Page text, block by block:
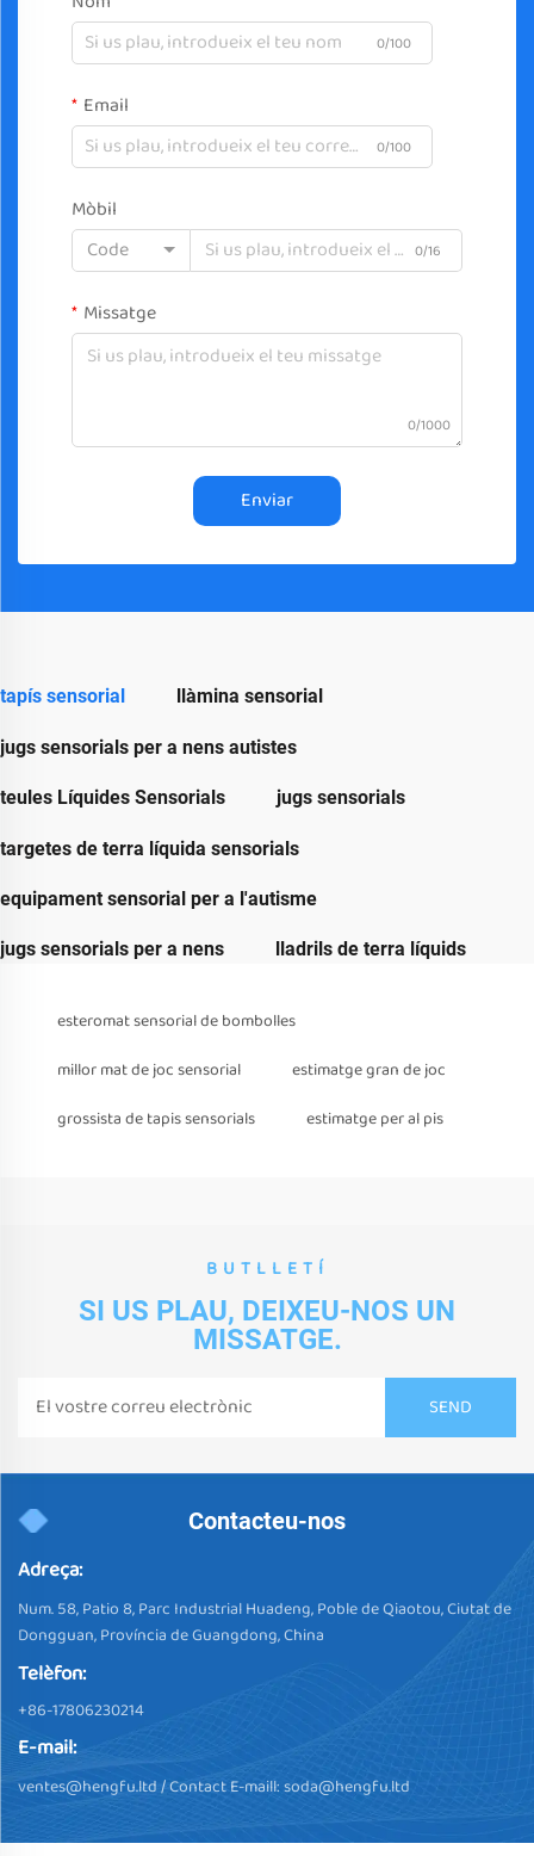
0/100
Email
0/100
Mòbil
Code
0/16
Missatge
0/1000
Enviar
tapís sensorial llàmina sensorial
jugs sensorials per a nens autistes
teules Líquides Sensorials jugs sensorials
targetes de terra líquida sensorials
equipament sensorial per a l'autisme
jugs sensorials per a nens lladrils de terra líquids
esteromat sensorial de bombolles
millor mat de joc sensorial
estimatge gran de joc
grossista de tapis sensorials
estimatge per al pis
BUTLLETÍ
SI US PLAU, DEIXEU-NOS UN
MISSATGE.
Contacteu-nos
Adreça:
Num. 58, Patio 8, Parc Industrial Huadeng, Poble de Qiaotou, Ciutat de
Dongguan, Província de Guangdong, China
Telèfon:
+86-17806230214
E-mail:
ventes@hengfu.ltd/ Contact E-maill:soda@hengfu.ltd